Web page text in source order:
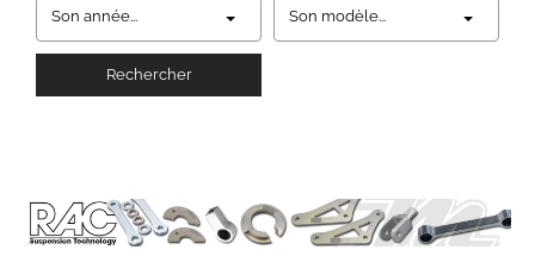
Son année... Son modèle...
Rechercher